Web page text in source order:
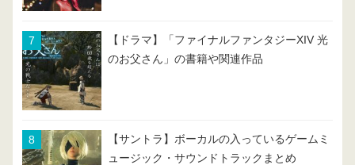
【ドラマ】「ファイナルファンタジーXIV 光
のお父さん」の書籍や関連作品
【サントラ】ボーカルの入っているゲームミ
ュージック・サウンドトラックまとめ